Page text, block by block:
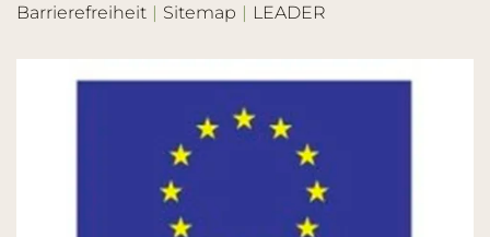
Barrierefreiheit
Sitemap LEADER